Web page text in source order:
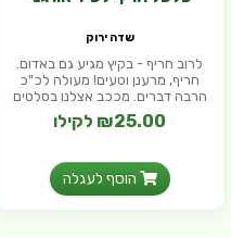
שדה ירוק
לרוב חריף - בקיץ מגיע גם באדום.
חריף, מרענן וטעים! מעולה לכ"כ
הרבה דברים. מככב אצלנו בסלטים
₪25.00 לקילו
הוסף לעגלה